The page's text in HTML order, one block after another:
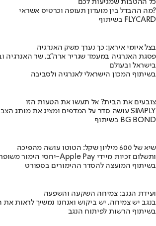
כל ההטבות שמגיעות לכם
מה ההבדל בין מועדון תעופה וכרטיס אשראי?
בשיתוף FLYCARD
בצל איומי איראן: כך נערך משק האנרגיה
פסגת האנרגיה במעמד שגריר ארה"ב, שר האנרגיה
בישראל ובעולם
בשיתוף המכון הישראלי לאנרגיה ולסביבה
צובעים את הבית? אל תעשו את הטעות הזו
מומחה BG BOND עושה סדר על המדפים ומציג את מותג הצבע SIMPLY
בשיתוף BG BOND
שיא של 600 מיליון שקל: הטוטו עושה מהפיכה
יחסי הימור משופרים, הפקדות ב-Apple Pay ותשלום זכיות מיידי
בשיתוף המועצה להסדר ההימורים בספורט
ועידת הנגב: צמיחה השקעה והשפעה
בנגב יש צמיחה, יש ביקוש ואנחנו נמשיך לראות את
בשיתוף הרשות לפיתוח הנגב